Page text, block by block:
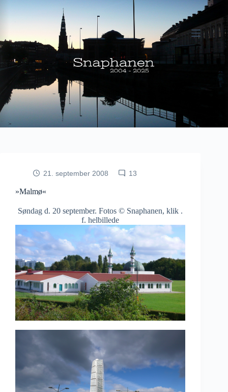
21. september 2008 13
»Malmø«
Søndag d. 20 september. Fotos © Snaphanen, klik .
f. helbillede